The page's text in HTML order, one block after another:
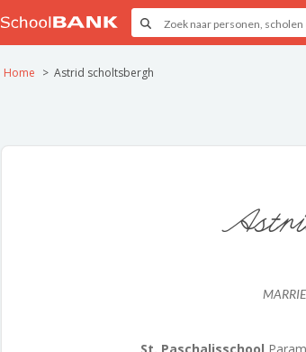
Home Astrid scholtsbergh